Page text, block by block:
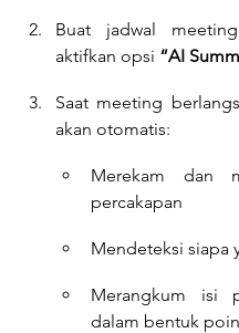
Buat jadwal
aktifkan opsi “AI
Saat meeting
akan otomatis:
Merekam dan
percakapan
Mendeteksi siapa
Merangkum isi
dalam bentuk